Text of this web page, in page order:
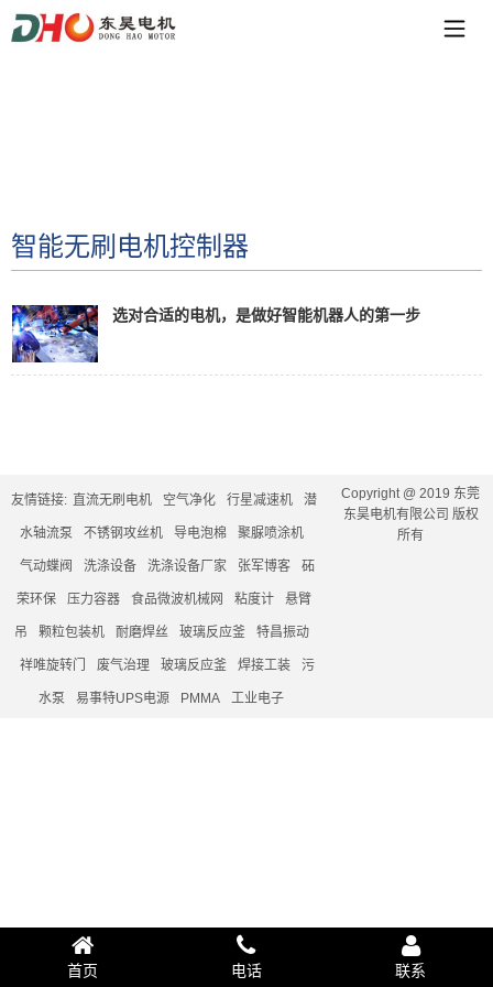
智能无刷电机控制器
选对合适的电机，是做好智能机器人的第一步
友情链接: 直流无刷电机 空气净化 行星减速机 潜
水轴流泵 不锈钢攻丝机 导电泡棉 聚脲喷涂机
气动蝶阀 洗涤设备 洗涤设备厂家 张军博客 砳
荣环保 压力容器 食品微波机械网 粘度计 悬臂
吊 颗粒包装机 耐磨焊丝 玻璃反应釜 特昌振动
祥唯旋转门 废气治理 玻璃反应釜 焊接工装 污
水泵 易事特UPS电源 PMMA 工业电子
Copyright @ 2019 东莞
东昊电机有限公司 版权
所有
首页 电话 联系